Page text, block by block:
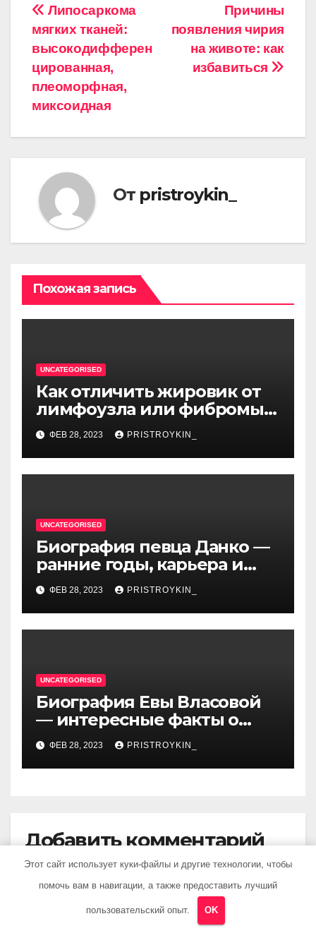
Навигация
по
записям
Причины
появления чирия
на животе: как
избавиться
Липосаркома
мягких тканей:
высокодифферен
цированная,
плеоморфная,
миксоидная
От pristroykin_
Похожая запись
UNCATEGORISED
Как отличить жировик от
лимфоузла или фибромы
мягких тканей или
гемангиомы
ФЕВ 28, 2023 PRISTROYKIN_
UNCATEGORISED
Биография певца Данко —
ранние годы, карьера и
личная жизнь — все, что вы
хотели знать о
талантливом артисте
ФЕВ 28, 2023 PRISTROYKIN_
UNCATEGORISED
Биография Евы Власовой
— интересные факты о
личной жизни популярной
исполнительницы
ФЕВ 28, 2023 PRISTROYKIN_
Добавить комментарий
Этот сайт использует куки-файлы и другие технологии, чтобы
помочь вам в навигации, а также предоставить лучший
пользовательский опыт. OK